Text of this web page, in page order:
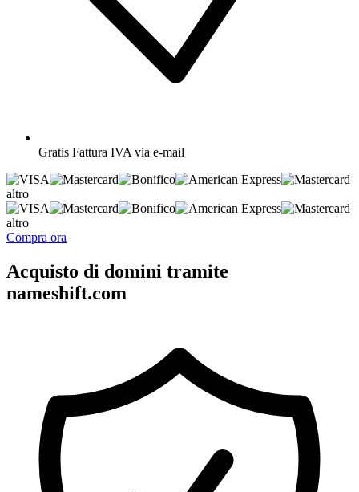
Gratis Fattura IVA via e-mail
altro
altro
Compra ora
Acquisto di domini tramite
nameshift.com